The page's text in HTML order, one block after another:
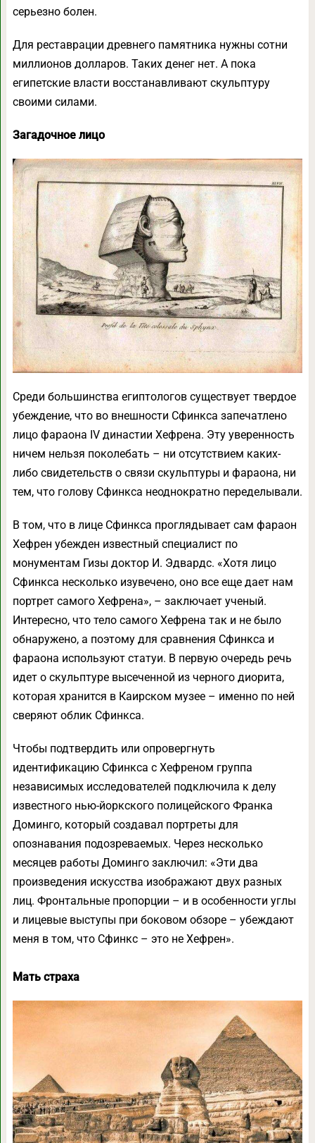
серьезно болен.
Для реставрации древнего памятника нужны сотни
миллионов долларов. Таких денег нет. А пока
египетские власти восстанавливают скульптуру
своими силами.
Загадочное лицо
Среди большинства египтологов существует твердое
убеждение, что во внешности Сфинкса запечатлено
лицо фараона IV династии Хефрена. Эту уверенность
ничем нельзя поколебать – ни отсутствием каких-
либо свидетельств о связи скульптуры и фараона, ни
тем, что голову Сфинкса неоднократно переделывали.
В том, что в лице Сфинкса проглядывает сам фараон
Хефрен убежден известный специалист по
монументам Гизы доктор И. Эдвардс. «Хотя лицо
Сфинкса несколько изувечено, оно все еще дает нам
портрет самого Хефрена», – заключает ученый.
Интересно, что тело самого Хефрена так и не было
обнаружено, а поэтому для сравнения Сфинкса и
фараона используют статуи. В первую очередь речь
идет о скульптуре высеченной из черного диорита,
которая хранится в Каирском музее – именно по ней
сверяют облик Сфинкса.
Чтобы подтвердить или опровергнуть
идентификацию Сфинкса с Хефреном группа
независимых исследователей подключила к делу
известного нью-йоркского полицейского Франка
Доминго, который создавал портреты для
опознавания подозреваемых. Через несколько
месяцев работы Доминго заключил: «Эти два
произведения искусства изображают двух разных
лиц. Фронтальные пропорции – и в особенности углы
и лицевые выступы при боковом обзоре – убеждают
меня в том, что Сфинкс – это не Хефрен».
Мать страха